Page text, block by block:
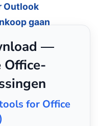
Outlook
gaan
—
Office-
for Office